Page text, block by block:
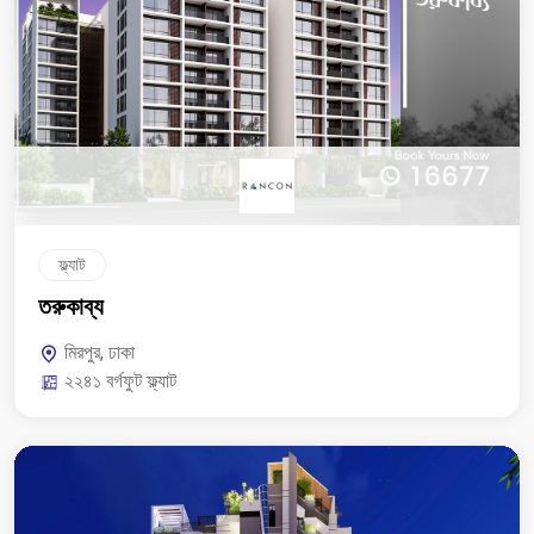
ফ্ল্যাট
তরুকাব্য
মিরপুর, ঢাকা
২২৪১ বর্গফুট ফ্ল্যাট